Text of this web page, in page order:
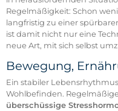
Regelmäßigkeit: Schon
langfristig zu einer
ist damit nicht nur eine
neue Art, mit sich selbst
Bewegung,
Ein stabiler
Wohlbefinden.
überschüssige